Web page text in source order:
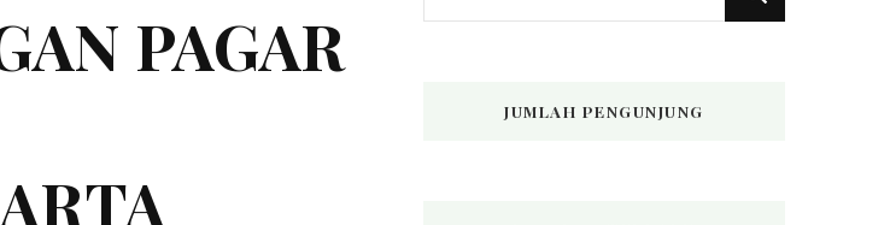
PAGAR
JUMLAH PENGUNJUNG